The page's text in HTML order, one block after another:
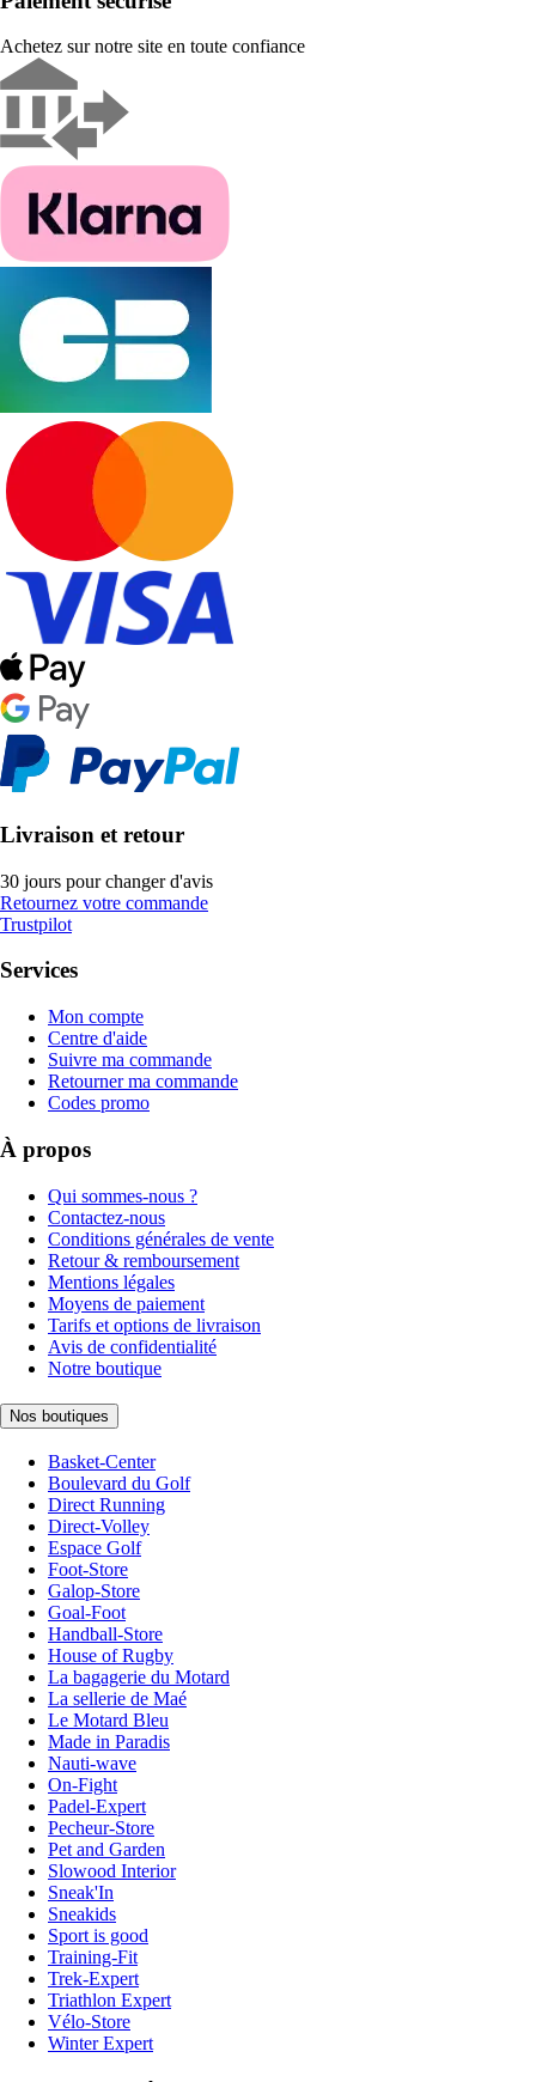
Achetez sur notre site en toute confiance
Livraison et retour
30 jours pour changer d'avis
Retournez votre commande
Trustpilot
Services
Mon compte
Centre d'aide
Suivre ma commande
Retourner ma commande
Codes promo
À propos
Qui sommes-nous ?
Contactez-nous
Conditions générales de vente
Retour & remboursement
Mentions légales
Moyens de paiement
Tarifs et options de livraison
Avis de confidentialité
Notre boutique
Nos boutiques
Basket-Center
Boulevard du Golf
Direct Running
Direct-Volley
Espace Golf
Foot-Store
Galop-Store
Goal-Foot
Handball-Store
House of Rugby
La bagagerie du Motard
La sellerie de Maé
Le Motard Bleu
Made in Paradis
Nauti-wave
On-Fight
Padel-Expert
Pecheur-Store
Pet and Garden
Slowood Interior
Sneak'In
Sneakids
Sport is good
Training-Fit
Trek-Expert
Triathlon Expert
Vélo-Store
Winter Expert